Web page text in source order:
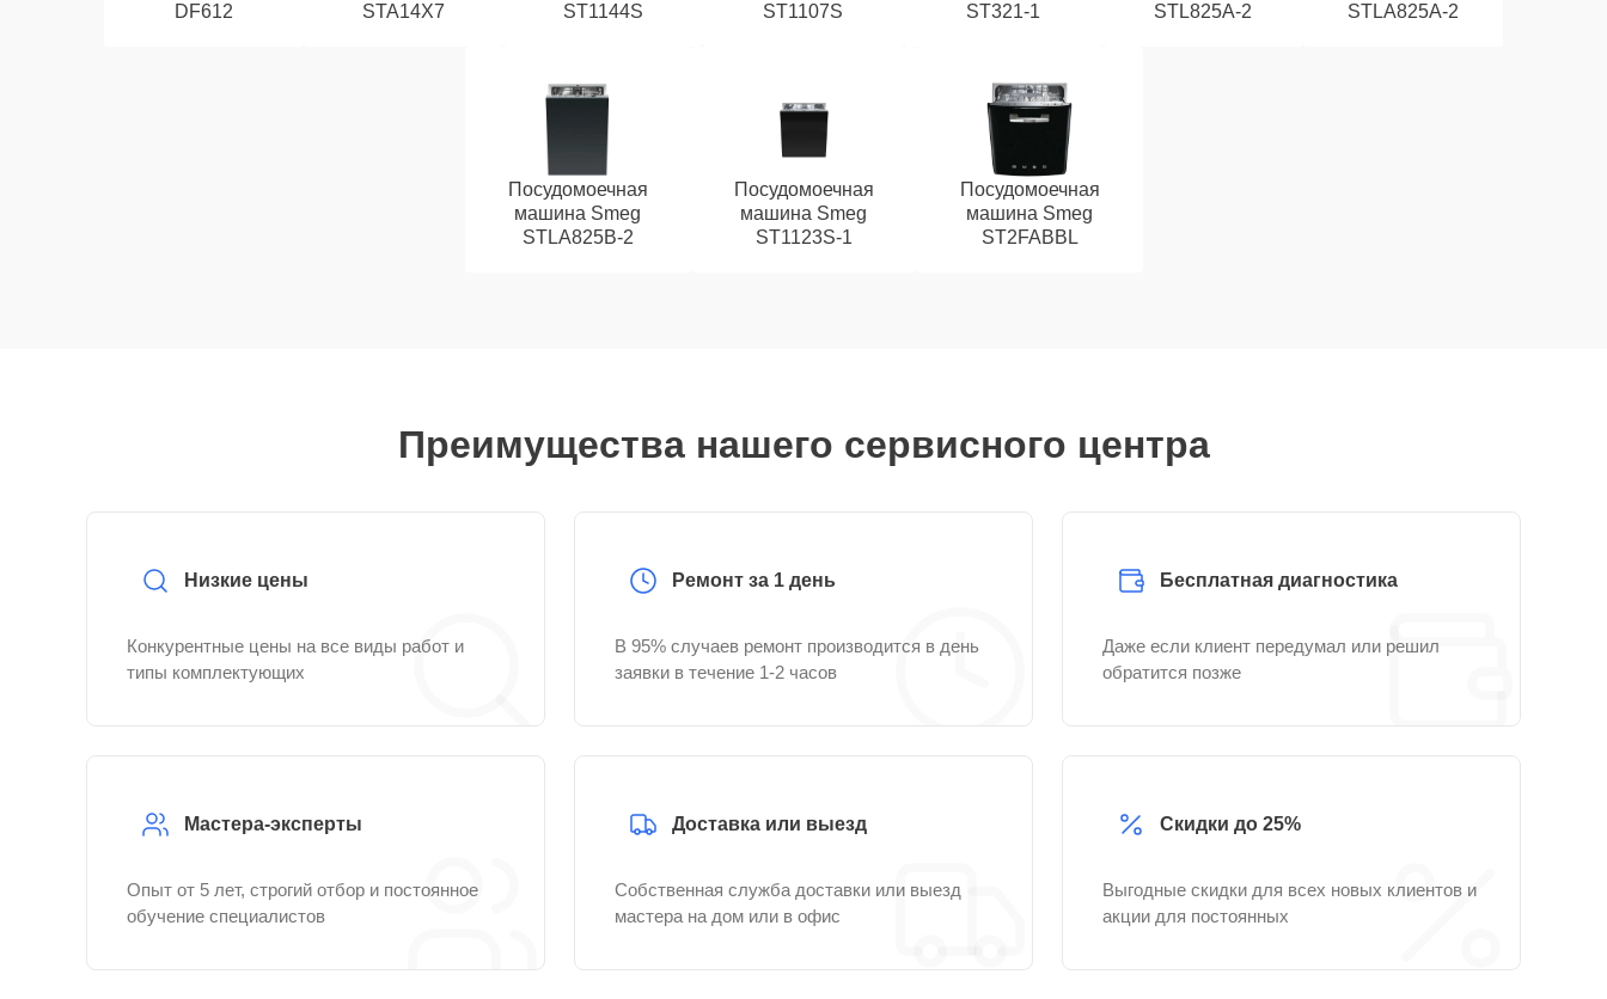
DF612
STA14X7
ST1144S
ST1107S
ST321-1
STL825A-2
STLA825A-2
Посудомоечная
машина Smeg
STLA825B-2
Посудомоечная
машина Smeg
ST1123S-1
Посудомоечная
машина Smeg
ST2FABBL
Преимущества нашего сервисного центра
Низкие цены
Конкурентные цены на все виды работ и
типы комплектующих
Ремонт за 1 день
В 95% случаев ремонт производится в день
заявки в течение 1-2 часов
Бесплатная диагностика
Даже если клиент передумал или решил
обратится позже
Мастера-эксперты
Опыт от 5 лет, строгий отбор и постоянное
обучение специалистов
Доставка или выезд
Собственная служба доставки или выезд
мастера на дом или в офис
Скидки до 25%
Выгодные скидки для всех новых клиентов и
акции для постоянных